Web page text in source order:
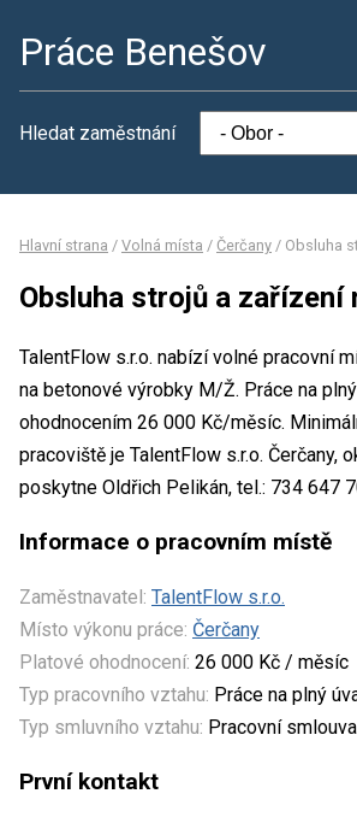
Práce Benešov
Hledat zaměstnání
Hlavní strana / Volná místa / Čerčany / Obsluha
Obsluha strojů a
TalentFlow s.r.o. nabízí volné pracovní
na betonové výrobky M/Ž. Práce na
ohodnocením 26 000 Kč/měsíc.
pracoviště je TalentFlow s.r.o. Čerčany,
poskytne Oldřich Pelikán, tel.: 734 647
Informace o pracovním místě
Zaměstnavatel: TalentFlow s.r.o.
Místo výkonu práce: Čerčany
Platové ohodnocení: 26 000 Kč / měsíc
Typ pracovního vztahu: Práce na plný
Typ smluvního vztahu: Pracovní smlouva
První kontakt